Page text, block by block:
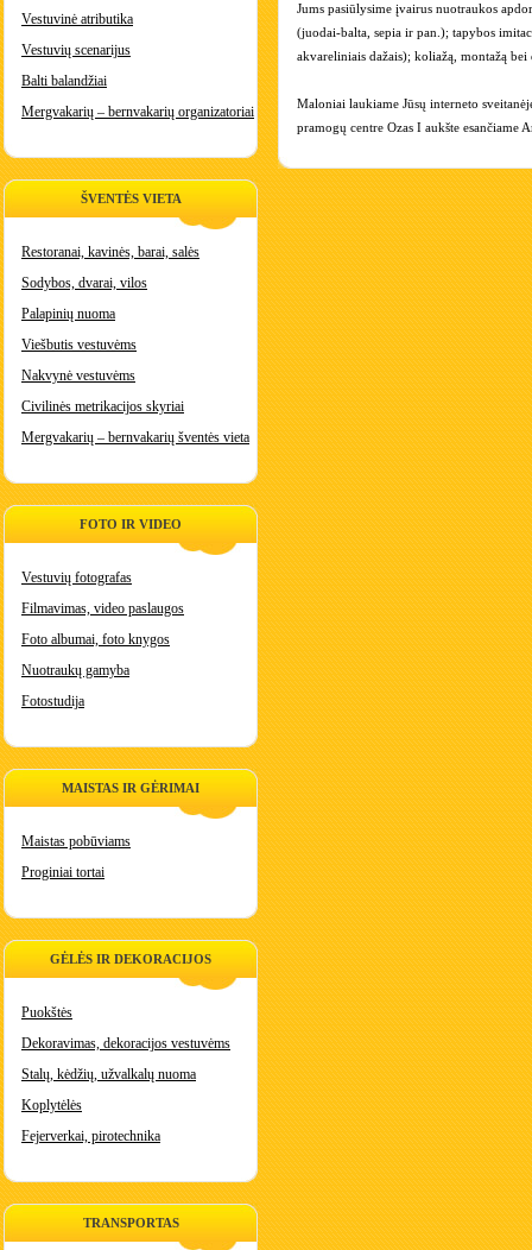
Vestuvinė atributika
Vestuvių scenarijus
Balti balandžiai
Mergvakarių – bernvakarių organizatoriai
ŠVENTĖS VIETA
Restoranai, kavinės, barai, salės
Sodybos, dvarai, vilos
Palapinių nuoma
Viešbutis vestuvėms
Nakvynė vestuvėms
Civilinės metrikacijos skyriai
Mergvakarių – bernvakarių šventės vieta
FOTO IR VIDEO
Vestuvių fotografas
Filmavimas, video paslaugos
Foto albumai, foto knygos
Nuotraukų gamyba
Fotostudija
MAISTAS IR GĖRIMAI
Maistas pobūviams
Proginiai tortai
GĖLĖS IR DEKORACIJOS
Puokštės
Dekoravimas, dekoracijos vestuvėms
Stalų, kėdžių, užvalkalų nuoma
Koplytėlės
Fejerverkai, pirotechnika
TRANSPORTAS
Jums pasiūlysime įvairus nuotraukos
(juodai-balta, sepia ir pan.); tapybos
akvareliniais dažais); koliažą, montažą
Maloniai laukiame Jūsų interneto
pramogų centre Ozas I aukšte esančiame